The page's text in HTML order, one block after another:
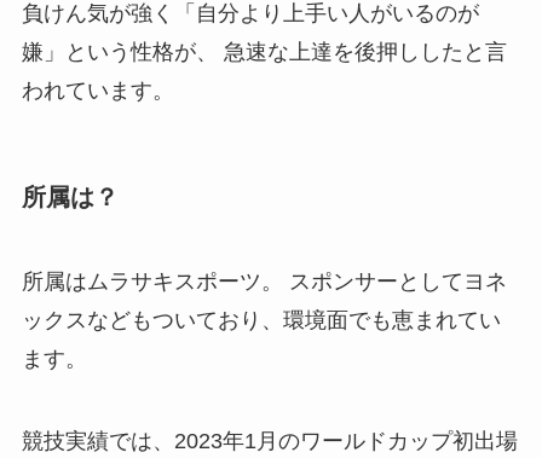
負けん気が強く「自分より上手い人がいるのが
嫌」という性格が、 急速な上達を後押ししたと言
われています。
所属は？
所属はムラサキスポーツ。 スポンサーとしてヨネ
ックスなどもついており、環境面でも恵まれてい
ます。
競技実績では、2023年1月のワールドカップ初出場